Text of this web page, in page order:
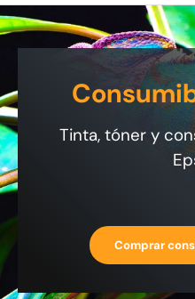
Tinta, tóner y
Comprar